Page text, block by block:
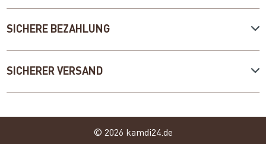
SICHERE BEZAHLUNG
SICHERER VERSAND
© 2026 kamdi24.de